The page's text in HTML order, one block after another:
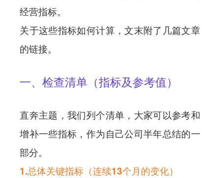
经营指标。
关于这些指标如何计算，文末附了几篇文章
的链接。
一、检查清单（指标及参考值）
直奔主题，我们列个清单，大家可以参考和
增补一些指标，作为自己公司半年总结的一
部分。
1.总体关键指标（连续13个月的变化）